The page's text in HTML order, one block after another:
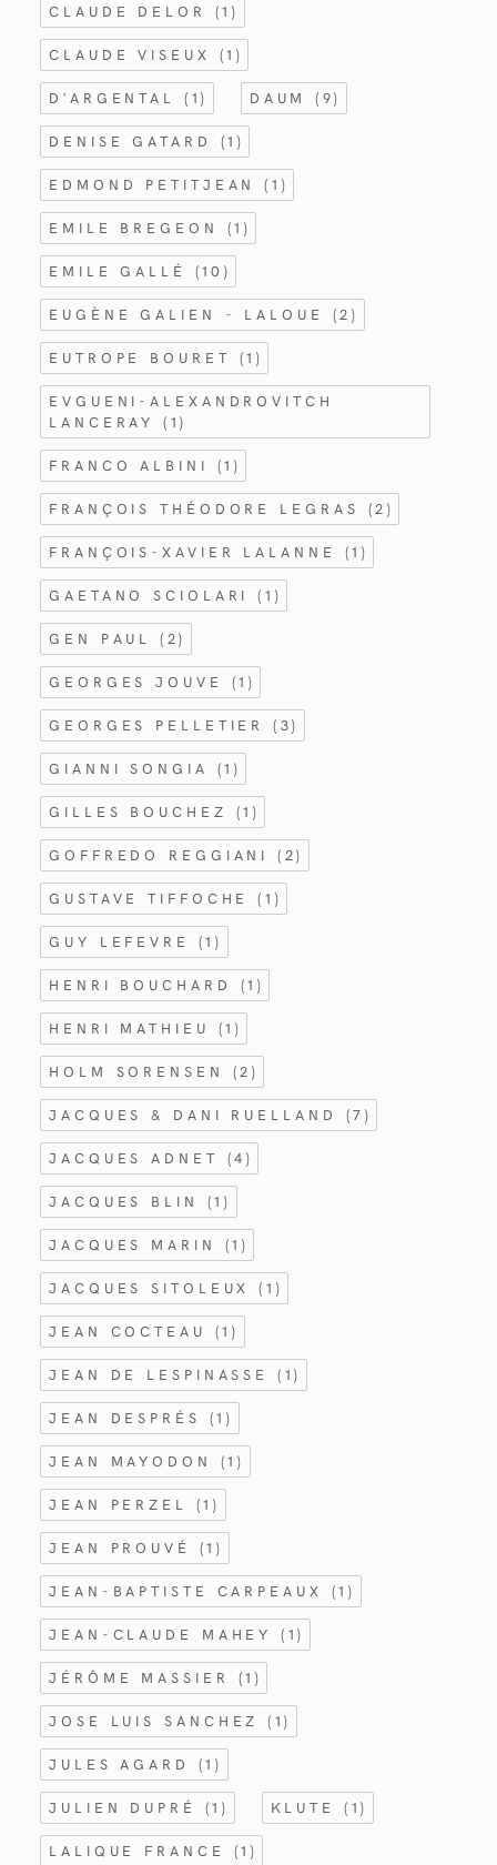
CLAUDE DELOR (1)
CLAUDE VISEUX (1)
D'ARGENTAL (1) DAUM(9)
DENISE GATARD (1)
EDMOND PETITJEAN(1)
EMILE BREGEON (1)
EMILE GALLÉ (10)
EUGÈNE GALIEN - LALOUE (2)
EUTROPE BOURET (1)
EVGUENI-ALEXANDROVITCH
LANCERAY(1)
FRANCO ALBINI (1)
FRANÇOIS THÉODORE LEGRAS (2)
FRANÇOIS-XAVIER LALANNE (1)
GAETANO SCIOLARI(1)
GEN PAUL(2)
GEORGES JOUVE (1)
GEORGES PELLETIER(3)
GIANNI SONGIA (1)
GILLES BOUCHEZ (1)
GOFFREDO REGGIANI(2)
GUSTAVE TIFFOCHE(1)
GUY LEFEVRE (1)
HENRI BOUCHARD (1)
HENRI MATHIEU (1)
HOLM SORENSEN (2)
JACQUES & DANI RUELLAND (7)
JACQUES ADNET (4)
JACQUES BLIN (1)
JACQUES MARIN (1)
JACQUES SITOLEUX(1)
JEAN COCTEAU (1)
JEAN DE LESPINASSE(1)
JEAN DESPRÉS (1)
JEAN MAYODON (1)
JEAN PERZEL (1)
JEAN PROUVÉ (1)
JEAN-BAPTISTE CARPEAUX (1)
JEAN-CLAUDE MAHEY(1)
JÉRÔME MASSIER (1)
JOSE LUIS SANCHEZ(1)
JULES AGARD (1)
JULIEN DUPRÉ (1) KLUTE (1)
LALIQUE FRANCE (1)